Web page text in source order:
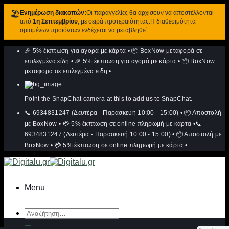
🏖️ Ενημέρωση διακοπών:Οι παραγγελίες θα αρχίσουν να αποστέλλονται
από 1η Σεπτεμβρίου, με σειρά προτεραιότητας.Η διαθεσιμότητα
ορισμένων προϊόντων ενδέχεται να μεταβληθεί.
περιεχόμενο
🎉 5% έκπτωση για αγορά με κάρτα • 📦 BoxNow μεταφορά σε
επιλεγμένα είδη • 🎉 5% έκπτωση για αγορά με κάρτα • 📦 BoxNow
μεταφορά σε επιλεγμένα είδη •
Point the SnapChat camera at this to add us to SnapChat.
📞 6934831247 (Δευτέρα - Παρασκευή 10:00 - 15:00) • 📦 Αποστολή
με BoxNow • 💳 5% έκπτωση σε online πληρωμή με κάρτα •📞
6934831247 (Δευτέρα - Παρασκευή 10:00 - 15:00) • 📦 Αποστολή με
BoxNow • 💳 5% έκπτωση σε online πληρωμή με κάρτα •
Menu
Αναζήτηση
για: